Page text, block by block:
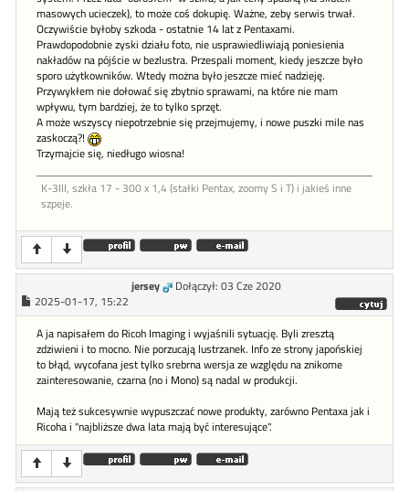
masowych ucieczek), to może coś dokupię. Ważne, zeby serwis trwał.
Oczywiście byłoby szkoda - ostatnie 14 lat z Pentaxami.
Prawdopodobnie zyski działu foto, nie usprawiedliwiają poniesienia
nakładów na pójście w bezlustra. Przespali moment, kiedy jeszcze było
sporo użytkowników. Wtedy można było jeszcze mieć nadzieję.
Przywykłem nie dołować się zbytnio sprawami, na które nie mam
wpływu, tym bardziej, że to tylko sprzęt.
A może wszyscy niepotrzebnie się przejmujemy, i nowe puszki mile nas
zaskoczą?!
Trzymajcie się, niedługo wiosna!
K-3III, szkła 17 - 300 x 1,4 (stałki Pentax, zoomy S i T) i jakieś inne
szpeje.
jersey
Dołączył: 03 Cze 2020
2025-01-17, 15:22
A ja napisałem do Ricoh Imaging i wyjaśnili sytuację. Byli zresztą
zdziwieni i to mocno. Nie porzucają lustrzanek. Info ze strony japońskiej
to błąd, wycofana jest tylko srebrna wersja ze względu na znikome
zainteresowanie, czarna (no i Mono) są nadal w produkcji.
Mają też sukcesywnie wypuszczać nowe produkty, zarówno Pentaxa jak i
Ricoha i "najbliższe dwa lata mają być interesujące".